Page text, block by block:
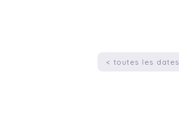
< toutes les dates